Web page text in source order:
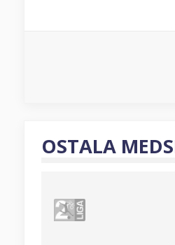
OSTALA